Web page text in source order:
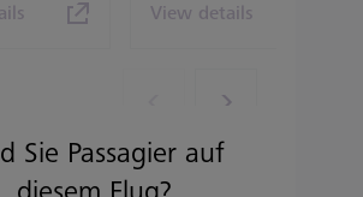
View details
5 Restaurants
Sie Passagier auf